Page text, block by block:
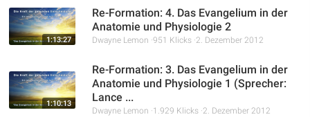
1:13:27
Re-Formation: 4. Das Evangelium in der
Anatomie und Physiologie 2
Dwayne Lemon 951 Klicks 2. Dezember 2012
1:10:13
Re-Formation: 3. Das Evangelium in der
Anatomie und Physiologie 1 (Sprecher:
Lance ...
Dwayne Lemon 1.929 Klicks 2. Dezember 2012